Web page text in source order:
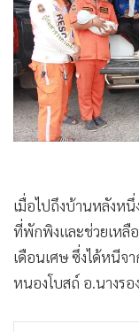
• Factcheck
•
ญี่ปุ่น
• News1
• Gotomanager
เมื่อไปถึงบ้านหลังห
ที่พักพิงและช่วยเหลื
เดือนเศษ ซึ่งได้หนีจ
หนองโบสถ์ อ.นางรอ